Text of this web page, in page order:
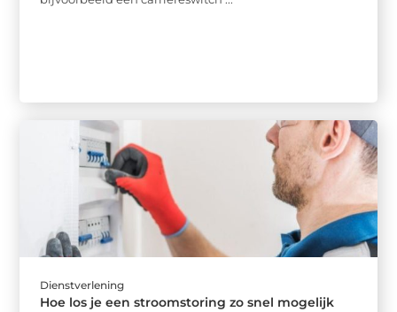
Dienstverlening
Hoe los je een stroomstoring zo snel mogelijk